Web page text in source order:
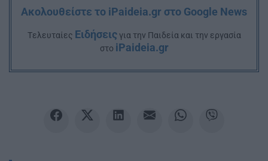
Ακολουθείστε το iPaideia.gr στο Google News
Tελευταίες Ειδήσειςγια την Παιδεία και την εργασία
στο iPaideia.gr